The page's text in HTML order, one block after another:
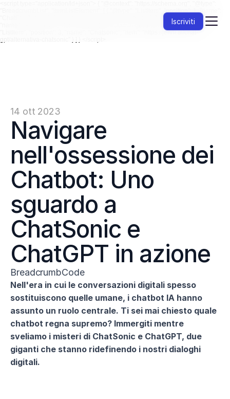
"BreadcrumbList", "itemListElement": [ { "@type": "ListItem", "position": 1, "name":
"ChatGPT", "item": "https://jenni.ai/chat-gpt" }, { "@type": "ListItem", "position": 2,
"name": "Alternative", "item": "https://jenni.ai/chat-gpt/alternative" }, { "@type":
"ListItem", "position": 3, "name": "Chatsonic", "item": "https://jenni.ai/chat-
14 ott 2023
Navigare
nell'ossessione dei
Chatbot: Uno
sguardo a
ChatSonic e
ChatGPT in azione
BreadcrumbCode
Nell'era in cui le conversazioni digitali spesso
sostituiscono quelle umane, i chatbot IA hanno
assunto un ruolo centrale. Ti sei mai chiesto quale
chatbot regna supremo? Immergiti mentre
sveliamo i misteri di ChatSonic e ChatGPT, due
giganti che stanno ridefinendo i nostri dialoghi
digitali.
Iscriviti